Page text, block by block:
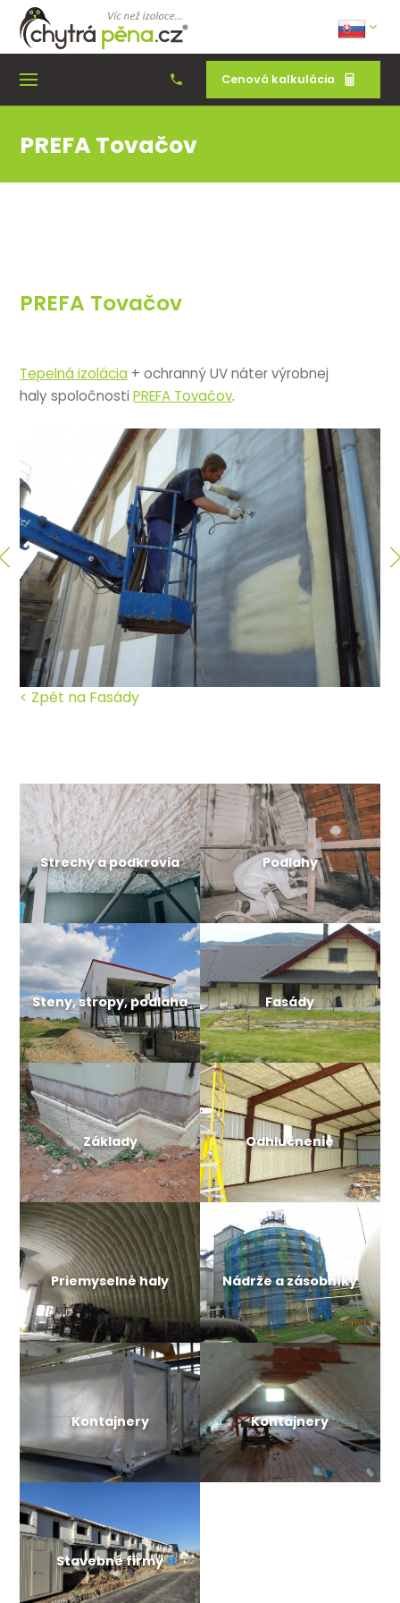
Cenová kalkulácia
PREFA Tovačov
PREFA Tovačov
Tepelná izolácia + ochranný UV náter výrobnej
haly spoločnostiPREFA Tovačov.
< Zpět na Fasády
Strechy a podkrovia Podlahy
Steny, stropy, podlaha Fasády
Základy Odhlučnenie
Priemyselné haly Nádrže a zásobníky
Kontajnery Kontajnery
Stavebné firmy